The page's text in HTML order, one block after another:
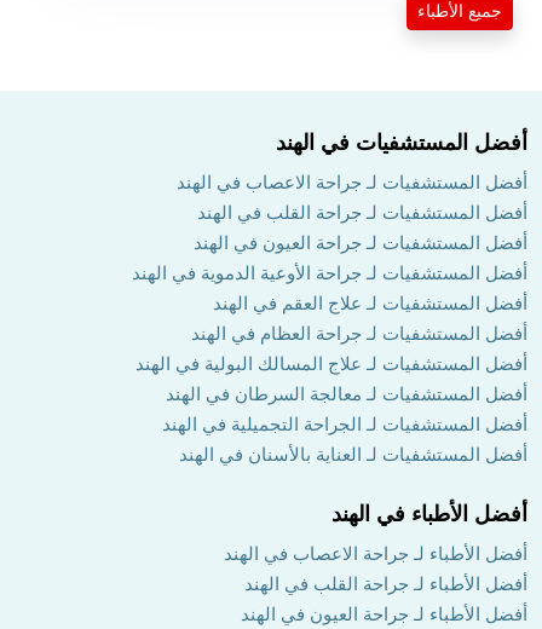
جميع الأطباء
أفضل المستشفيات في الهند
أفضل المستشفيات لـ جراحة الاعصاب في الهند
أفضل المستشفيات لـ جراحة القلب في الهند
أفضل المستشفيات لـ جراحة العيون في الهند
أفضل المستشفيات لـ جراحة الأوعية الدموية في الهند
أفضل المستشفيات لـ علاج العقم في الهند
أفضل المستشفيات لـ جراحة العظام في الهند
أفضل المستشفيات لـ علاج المسالك البولية في الهند
أفضل المستشفيات لـ معالجة السرطان في الهند
أفضل المستشفيات لـ الجراحة التجميلية في الهند
أفضل المستشفيات لـ العناية بالأسنان في الهند
أفضل الأطباء في الهند
أفضل الأطباء لـ جراحة الاعصاب في الهند
أفضل الأطباء لـ جراحة القلب في الهند
أفضل الأطباء لـ جراحة العيون في الهند